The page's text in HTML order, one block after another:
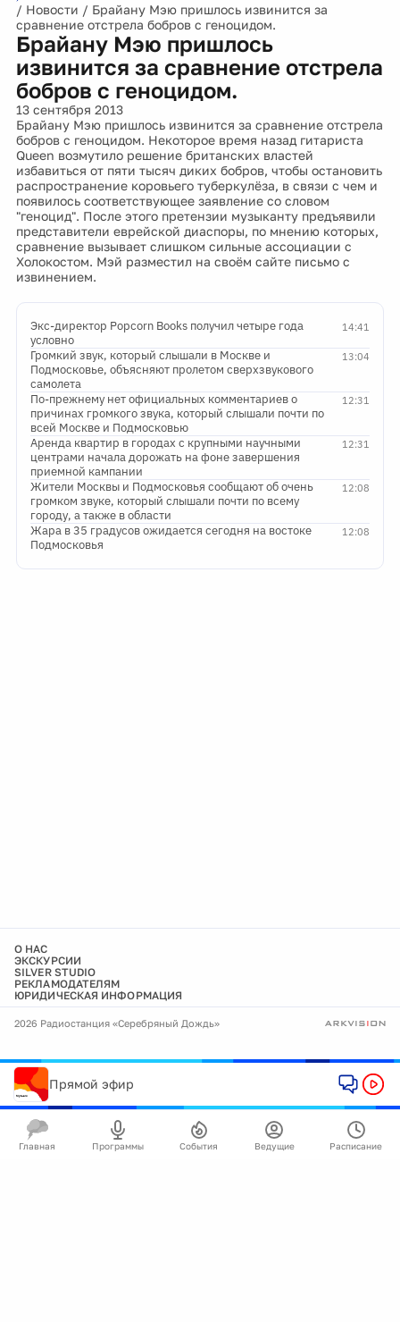
/ Новости / Брайану Мэю пришлось извинится за
сравнение отстрела бобров с геноцидом.
Брайану Мэю пришлось
извинится за сравнение отстрела
бобров с геноцидом.
13 сентября 2013
Брайану Мэю пришлось извинится за сравнение отстрела
бобров с геноцидом. Некоторое время назад гитариста
Queen возмутило решение британских властей
избавиться от пяти тысяч диких бобров, чтобы остановить
распространение коровьего туберкулёза, в связи с чем и
появилось соответствующее заявление со словом
"геноцид". После этого претензии музыканту предъявили
представители еврейской диаспоры, по мнению которых,
сравнение вызывает слишком сильные ассоциации с
Холокостом. Мэй разместил на своём сайте письмо с
извинением.
14:41
Экс-директор Popcorn Books получил четыре года
условно
13:04
Громкий звук, который слышали в Москве и
Подмосковье, объясняют пролетом сверхзвукового
самолета
12:31
По-прежнему нет официальных комментариев о
причинах громкого звука, который слышали почти по
всей Москве и Подмосковью
12:31
Аренда квартир в городах с крупными научными
центрами начала дорожать на фоне завершения
приемной кампании
12:08
Жители Москвы и Подмосковья сообщают об очень
громком звуке, который слышали почти по всему
городу, а также в области
12:08
Жара в 35 градусов ожидается сегодня на востоке
Подмосковья
О НАС
ЭКСКУРСИИ
SILVER STUDIO
РЕКЛАМОДАТЕЛЯМ
ЮРИДИЧЕСКАЯ ИНФОРМАЦИЯ
2026 Радиостанция «Серебряный Дождь»
Прямой эфир
Главная Программы События Ведущие Расписание